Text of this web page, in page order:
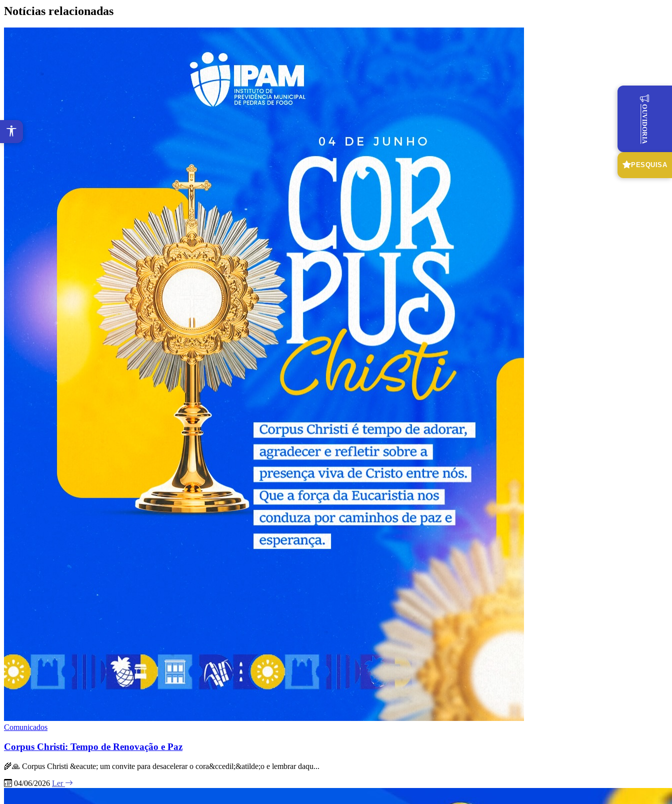
OUVIDORIA
PESQUISA
Notícias relacionadas
Comunicados
Corpus Christi: Tempo de Renovação e Paz
🌾🙏 Corpus Christi &eacute; um convite para desacelerar o cora&ccedil;&atilde;o e lembrar daqu...
04/06/2026 Ler